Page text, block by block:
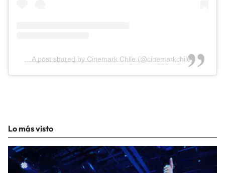
A post shared by Cinemark Chile (@cinemarkchile)
Lo más visto